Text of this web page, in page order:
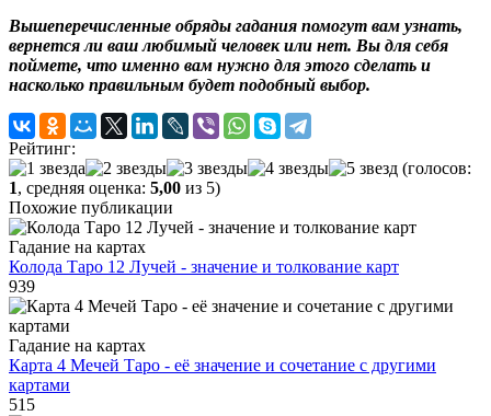
Вышеперечисленные обряды гадания помогут вам узнать,
вернется ли ваш любимый человек или нет. Вы для себя
поймете, что именно вам нужно для этого сделать и
насколько правильным будет подобный выбор.
Рейтинг:
(голосов:
1, средняя оценка: 5,00 из 5)
Похожие публикации
Гадание на картах
Колода Таро 12 Лучей - значение и толкование карт
939
Гадание на картах
Карта 4 Мечей Таро - её значение и сочетание с другими
картами
515